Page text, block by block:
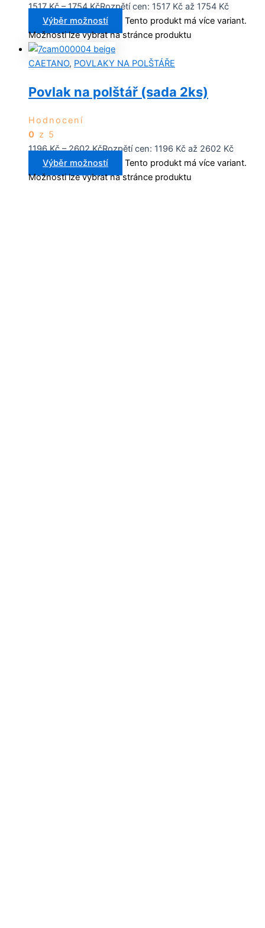
1517Kč – 1754KčRozpětí cen: 1517 Kč až 1754 Kč
Výběr možností
Tento produkt má více variant.
Možnosti lze vybrat na stránce produktu
CAETANO, POVLAKY NA POLŠTÁŘE
Povlak na polštář (sada 2ks)
Hodnocení
0 z 5
1196Kč – 2602KčRozpětí cen: 1196 Kč až 2602 Kč
Výběr možností
Tento produkt má více variant.
Možnosti lze vybrat na stránce produktu